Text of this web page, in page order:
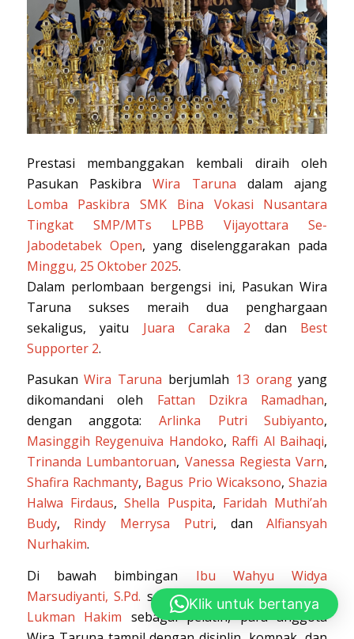
Prestasi membanggakan kembali diraih oleh
Pasukan PaskibraWira Taruna dalam ajang
Lomba Paskibra SMK Bina Vokasi Nusantara
Tingkat SMP/MTs LPBB Vijayottara Se-
Jabodetabek Open, yang diselenggarakan pada
Minggu, 25 Oktober 2025.
Dalam perlombaan bergengsi ini, Pasukan Wira
Taruna sukses meraih dua penghargaan
sekaligus, yaitu Juara Caraka 2 dan Best
Supporter 2.
PasukanWira Taruna berjumlah 13 orangyang
dikomandani oleh Fattan Dzikra Ramadhan,
dengan anggota: Arlinka Putri Subiyanto,
Masinggih Reygenuiva Handoko, Raffi Al Baihaqi,
Trinanda Lumbantoruan, Vanessa Regiesta Varn,
Shafira Rachmanty, Bagus Prio Wicaksono,Shazia
Halwa Firdaus,Shella Puspita, Faridah Muthi’ah
Budy, Rindy Merrysa Putri, danAlfiansyah
Nurhakim.
Di bawah bimbingan Ibu Wahyu Widya
Marsudiyanti, S.Pd. selaku pembina, serta
Lukman Hakim sebagai pelatih, para anggota
Klik untuk bertanya